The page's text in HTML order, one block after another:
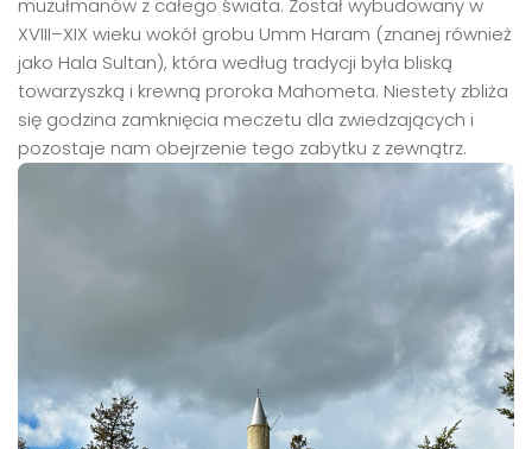
XVIII–XIX wieku wokół grobu Umm Haram (znanej również
jako Hala Sultan), która według tradycji była bliską
towarzyszką i krewną proroka Mahometa. Niestety zbliża
się godzina zamknięcia meczetu dla zwiedzających i
pozostaje nam obejrzenie tego zabytku z zewnątrz.